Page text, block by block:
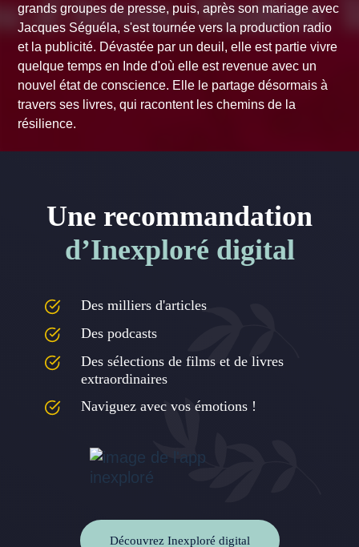
grands groupes de presse, puis, après son mariage avec
Jacques Séguéla, s'est tournée vers la production radio
et la publicité. Dévastée par un deuil, elle est partie vivre
quelque temps en Inde d'où elle est revenue avec un
nouvel état de conscience. Elle le partage désormais à
travers ses livres, qui racontent les chemins de la
résilience.
Une recommandation
d’Inexploré digital
Des milliers d'articles
Des podcasts
Des sélections de films et de livres
extraordinaires
Naviguez avec vos émotions !
Découvrez Inexploré digital